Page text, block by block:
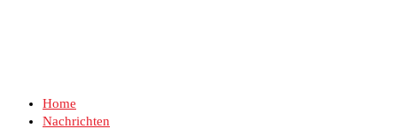
Home
Nachrichten